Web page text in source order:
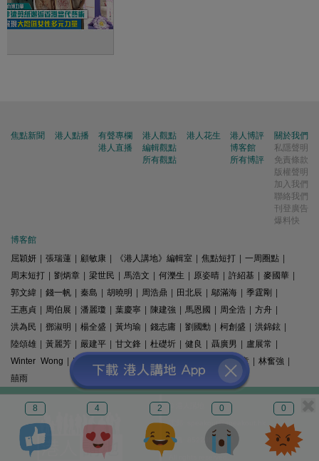
8 4 2 0 0
焦點新聞 港人點播
有聲專欄
港人直播
港人觀點
編輯觀點
所有觀點
港人花生
港人博評
博客館
所有博評
關於我們
私隱聲明
免責條款
版權聲明
加入我們
聯絡我們
刊登廣告
爆料快
博客館
屈穎妍
張瑞蓮 顧敏康 《港人講地》編輯室 焦點短打 一周圈點
周末短打
劉炳章 梁世民 馬浩文 何濼生 原姿晴 許紹基 麥國華
郭文緯
錢一帆 秦島 胡曉明 周浩鼎 田北辰 鄔滿海 季霆剛
王惠貞
周伯展 潘麗瓊 葉慶寧 陳建強 馬恩國 周全浩 方舟
洪為民
鄧淑明 楊全盛 黃均瑜 錢志庸 劉國勳 柯創盛 洪錦鉉
陸頌雄
黃麗芳 嚴建平 甘文鋒 杜礎圻 健良 聶廣男 盧展常
Winter Wong
K2 梁文新 羅崑 姚銘 精選文章 林奮強
囍雨
© 港人講地
電郵: speakout@speakout.hk
傳真: 85228041301